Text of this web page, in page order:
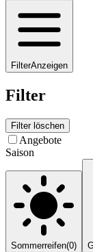
FilterAnzeigen
Filter
Filter löschen
Angebote
Saison
Sommerreifen(0)